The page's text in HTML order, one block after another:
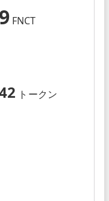
FNCT
トークン